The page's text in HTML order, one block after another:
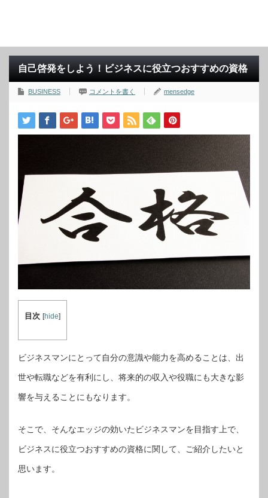
自己啓発をしよう！ビジネスに役立つおすすめの資格
BUSINESS コメントを書く mensedge
目次 [hide]
ビジネスマンにとって自分の意識や能力を高めることは、出
世や転職などを有利にし、将来的の収入や役職にも大きな影
響を与えることにもなります。
そこで、そんなエッジの効いたビジネスマンを目指す上で、
ビジネスに役立つおすすめの資格に関して、ご紹介したいと
思います。